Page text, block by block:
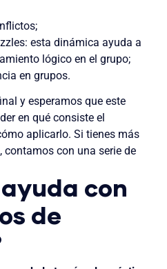
esta dinámica ayuda a
lógico en el grupo;
en grupos.
y esperamos que este
en qué consiste el
aplicarlo. Si tienes más
con una serie de
con
de